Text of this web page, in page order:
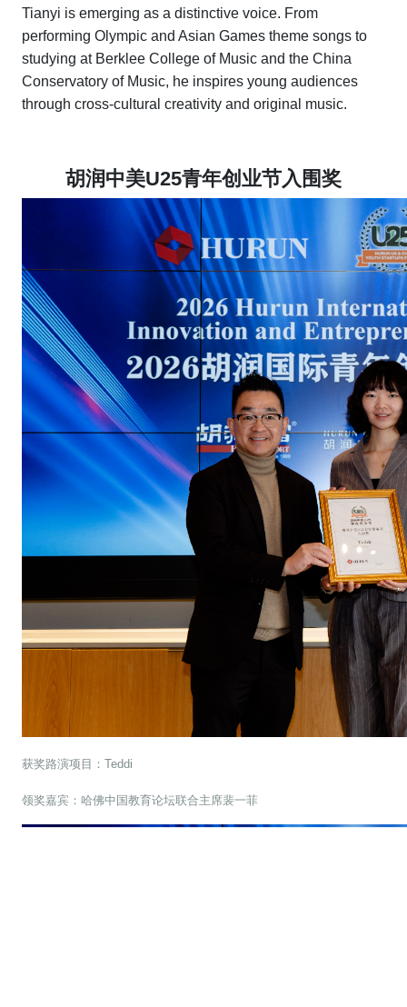
Tianyi is emerging as a distinctive voice. From
performing Olympic and Asian Games theme songs to
studying at Berklee College of Music and the China
Conservatory of Music, he inspires young audiences
through cross-cultural creativity and original music.
胡润中美U25青年创业节入围奖
获奖路演项目：Teddi
领奖嘉宾：哈佛中国教育论坛联合主席裴一菲